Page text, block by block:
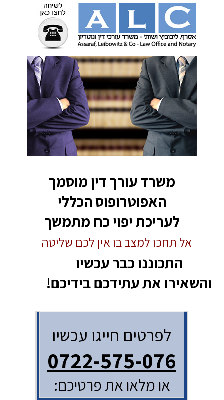
משרד עורך דין מוסמך
האפוטרופוס הכללי
לעריכת יפוי כח מתמשך
אל תחכו למצב בו אין לכם שליטה
התכוננו כבר עכשיו
והשאירו את עתידכם בידיכם!
לפרטים חייגו עכשיו
0722-575-076
או מלאו את פרטיכם: